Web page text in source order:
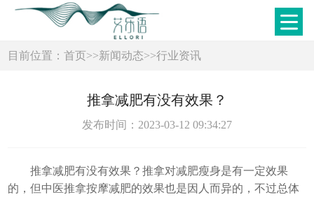
目前位置：首页>>新闻动态>>行业资讯
推拿减肥有没有效果？
发布时间：2023-03-12 09:34:27
推拿减肥有没有效果？推拿对减肥瘦身是有一定效果
的，但中医推拿按摩减肥的效果也是因人而异的，不过总体